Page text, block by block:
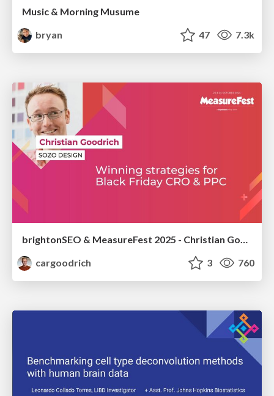
Music & Morning Musume
bryan
47 7.3k
brightonSEO & MeasureFest 2025 - Christian Goodrich - Winning strategies for Black Friday CRO & PPC
cargoodrich
3 760